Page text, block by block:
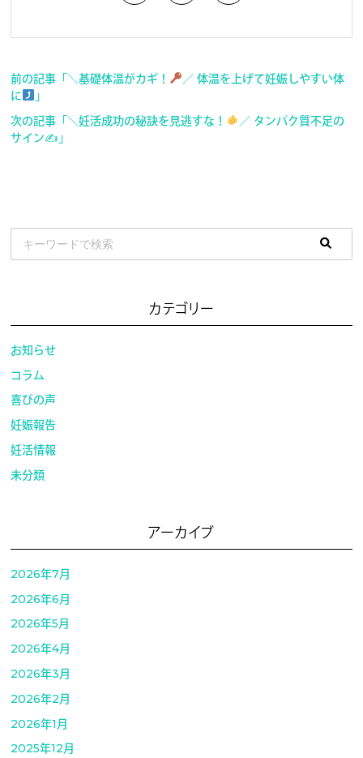
前の記事「＼基礎体温がカギ！
／ 体温を上げて妊娠しやすい体
に
」
次の記事「＼妊活成功の秘訣を見逃すな！
／ タンパク質不足の
サイン✍ 」
カテゴリー
お知らせ
コラム
喜びの声
妊娠報告
妊活情報
未分類
アーカイブ
2026年7月
2026年6月
2026年5月
2026年4月
2026年3月
2026年2月
2026年1月
2025年12月